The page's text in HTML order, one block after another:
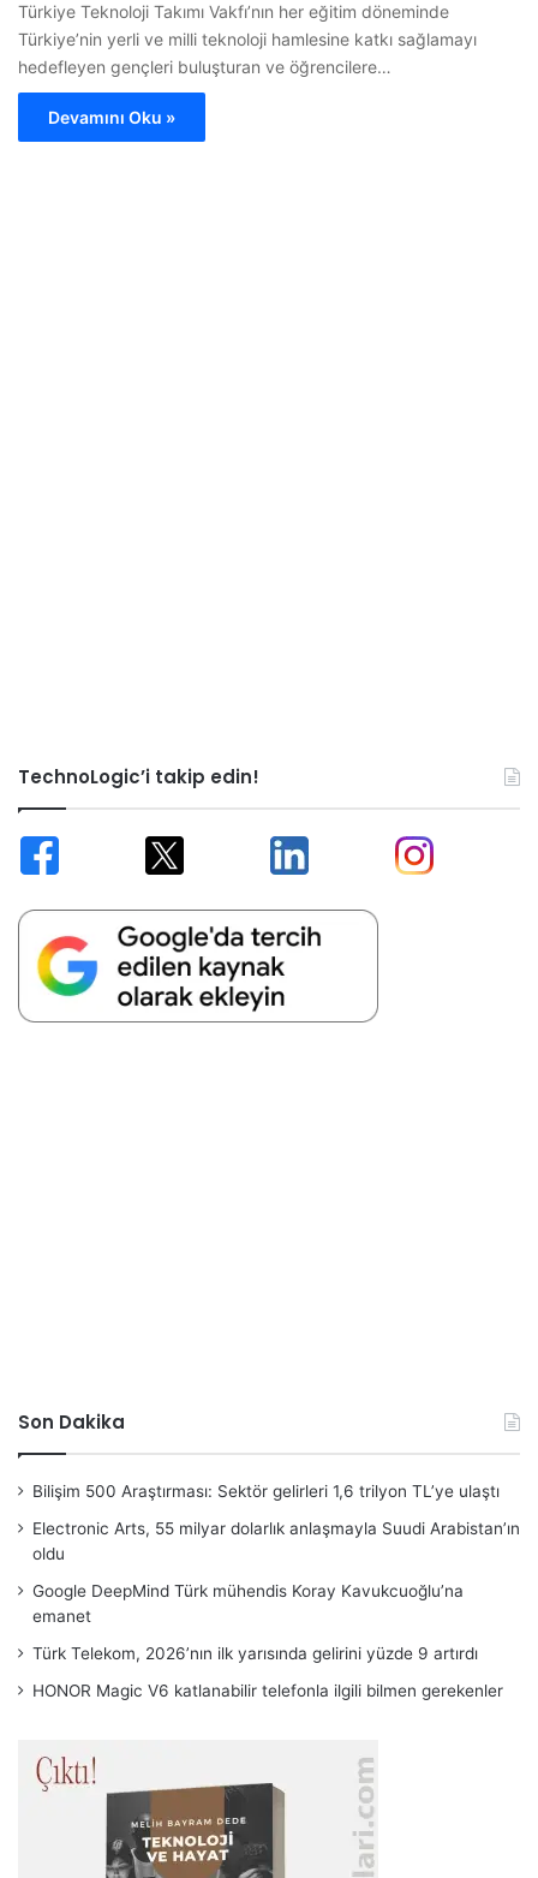
Türkiye Teknoloji Takımı Vakfı’nın her eğitim döneminde
Türkiye’nin yerli ve milli teknoloji hamlesine katkı sağlamayı
hedefleyen gençleri buluşturan ve öğrencilere…
Devamını Oku »
TechnoLogic’i takip edin!
Son Dakika
Bilişim 500 Araştırması: Sektör gelirleri 1,6 trilyon TL’ye ulaştı
Electronic Arts, 55 milyar dolarlık anlaşmayla Suudi Arabistan’ın
oldu
Google DeepMind Türk mühendis Koray Kavukcuoğlu’na
emanet
Türk Telekom, 2026’nın ilk yarısında gelirini yüzde 9 artırdı
HONOR Magic V6 katlanabilir telefonla ilgili bilmen gerekenler